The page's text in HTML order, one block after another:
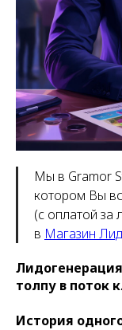
Мы в Gramor
котором Вы
(с оплатой
в Магазин
толпу в поток
История